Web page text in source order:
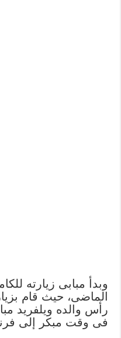
وبدأ مبابى زيارته
الماضى، حيث قام
رأس والده ويلفريد
فى وقت مبكر إلى